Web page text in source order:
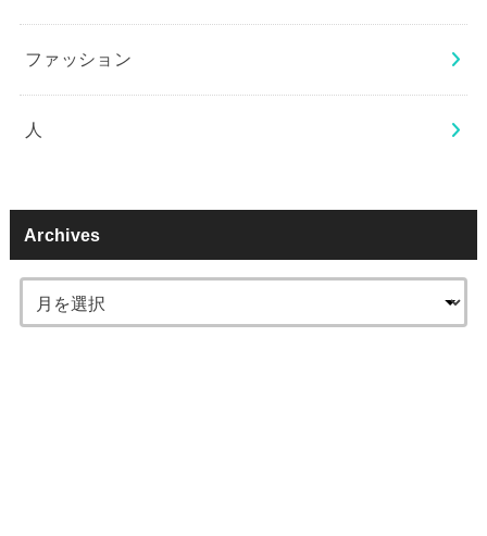
ファッション
人
Archives